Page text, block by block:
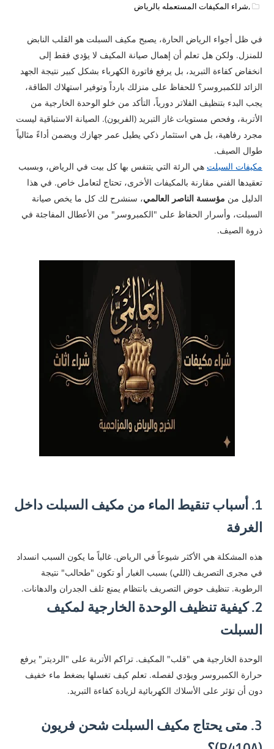
,شراء المكيفات المستعمله بالرياض
في ظل أجواء الرياض الحارة، يصبح مكيف السبلت هو القلب النابض
للمنزل. ولكن هل تعلم أن إهمال صيانة المكيف لا يؤدي فقط إلى
انخفاض كفاءة التبريد، بل يرفع فاتورة الكهرباء بشكل كبير نتيجة الجهد
الزائد للكمبروسر؟ للحفاظ على منزلك بارداً وتوفير استهلاك الطاقة،
يجب البدء بتنظيف الفلاتر دورياً، التأكد من خلو الوحدة الخارجية من
الأتربة، وفحص مستويات غاز التبريد (الفريون). الصيانة الاستباقية ليست
مجرد رفاهية، بل هي استثمار ذكي يطيل عمر جهازك ويضمن أداءً مثالياً
طوال الصيف.
مكيفات السبلت هي الرئة التي يتنفس بها كل بيت في الرياض، وبسبب
تعقيدها الفني مقارنة بالمكيفات الأخرى، تحتاج لتعامل خاص. في هذا
الدليل من مؤسسة الناصر العالمي، سنشرح لك كل ما يخص صيانة
السبلت، وأسرار الحفاظ على "الكمبروسر" من الأعطال المفاجئة في
ذروة الصيف.
1. أسباب تنقيط الماء من مكيف السبلت داخل
الغرفة
​هذه المشكلة هي الأكثر شيوعاً في الرياض. غالباً ما يكون السبب انسداد
في مجرى التصريف (اللي) بسبب الغبار أو تكون "طحالب" نتيجة
الرطوبة. تنظيف حوض التصريف بانتظام يمنع تلف الجدران والدهانات.
​2. كيفية تنظيف الوحدة الخارجية لمكيف
السبلت
​الوحدة الخارجية هي "قلب" المكيف. تراكم الأتربة على "الرديتر" يرفع
حرارة الكمبروسر ويؤدي لفصله. تعلم كيف تغسلها بضغط ماء خفيف
دون أن تؤثر على الأسلاك الكهربائية لزيادة كفاءة التبريد.
​3. متى يحتاج مكيف السبلت شحن فريون